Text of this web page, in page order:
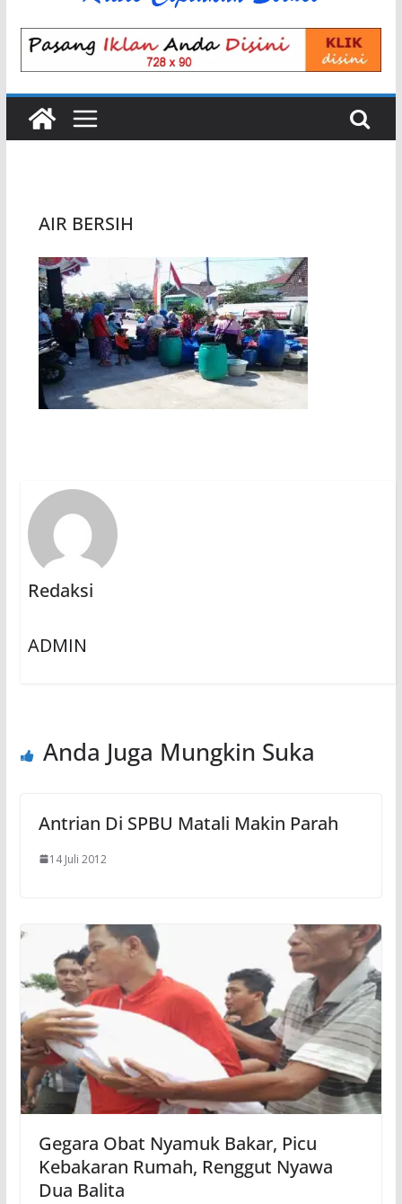
AIR BERSIH
Redaksi
ADMIN
Anda Juga Mungkin Suka
Antrian Di SPBU Matali Makin Parah
14 Juli 2012
Gegara Obat Nyamuk Bakar, Picu
Kebakaran Rumah, Renggut Nyawa
Dua Balita